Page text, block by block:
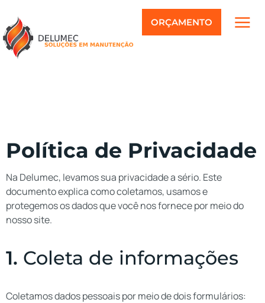
ORÇAMENTO
Política de Privacidade
Na Delumec, levamos sua privacidade a sério. Este
documento explica como coletamos, usamos e
protegemos os dados que você nos fornece por meio do
nosso site.
1. Coleta de informações
Coletamos dados pessoais por meio de dois formulários: